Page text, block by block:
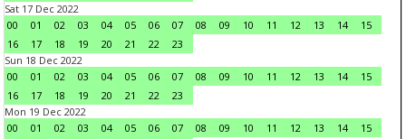
Sat 17 Dec 2022
00
01 02 03 04 05 06 07 08 09 10 11 12 13 14
15
16
17 18 19 20 21 22
23
Sun 18 Dec 2022
00
01 02 03 04 05 06 07 08 09 10 11 12 13 14
15
16
17 18 19 20 21 22
23
Mon 19 Dec 2022
00
01 02 03 04 05 06 07 08 09 10 11 12 13 14
15